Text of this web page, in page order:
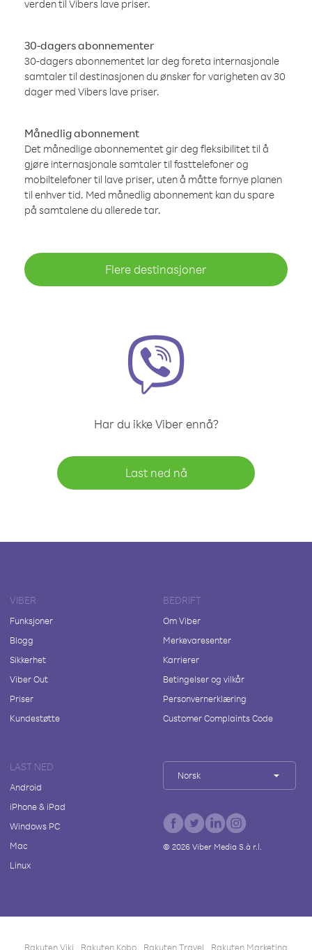
verden til Vibers lave priser.
30-dagers abonnementer
30-dagers abonnementet lar deg foreta internasjonale
samtaler til destinasjonen du ønsker for varigheten av 30
dager med Vibers lave priser.
Månedlig abonnement
Det månedlige abonnementet gir deg fleksibilitet til å
gjøre internasjonale samtaler til fasttelefoner og
mobiltelefoner til lave priser, uten å måtte fornye planen
til enhver tid. Med månedlig abonnement kan du spare
på samtalene du allerede tar.
Flere destinasjoner
Har du ikke Viber ennå?
Last ned nå
VIBER
Funksjoner
Blogg
Sikkerhet
Viber Out
Priser
Kundestøtte
BEDRIFT
Om Viber
Merkevaresenter
Karrierer
Betingelser og vilkår
Personvernerklæring
Customer Complaints Code
LAST NED
Android
iPhone & iPad
Windows PC
Mac
Linux
Norsk
© 2026Viber Media S.à r.l.
Rakuten Viki Rakuten Kobo Rakuten Travel Rakuten Marketing